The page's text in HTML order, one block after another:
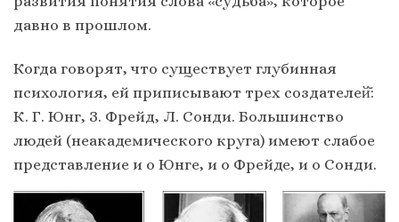
давно в прошлом.
Когда говорят, что существует глубинная
психология, ей приписывают трех создателей̆:
К. Г. Юнг, З. Фрейд, Л. Сонди. Большинство
людей (неакадемического круга) имеют слабое
представление и о Юнге, и о Фрейде, и о Сонди.